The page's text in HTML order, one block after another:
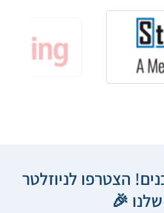
הצטרפו לניוזלטר
שלנו 🎉